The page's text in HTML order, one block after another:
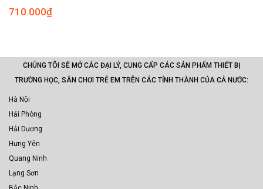
710.000₫
CHÚNG TÔI SẼ MỞ CÁC ĐẠI LÝ, CUNG CẤP CÁC SẢN PHẨM THIẾT BỊ
TRƯỜNG HỌC, SÂN CHƠI TRẺ EM TRÊN CÁC TỈNH THÀNH CỦA CẢ NƯỚC:
Hà Nội
Hải Phòng
Hải Dương
Hưng Yên
Quang Ninh
Lạng Sơn